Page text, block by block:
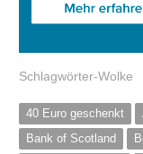
Schlagwörter-Wolke
40 Euro geschenkt
Bank of Scotland